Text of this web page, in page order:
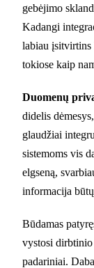
gebėjimo
Kadangi
labiau įsitvirtins
tokiose kaip
Duomenų
didelis
glaudžiai
sistemoms vis
elgseną,
informacija
Būdamas
vystosi
padariniai.